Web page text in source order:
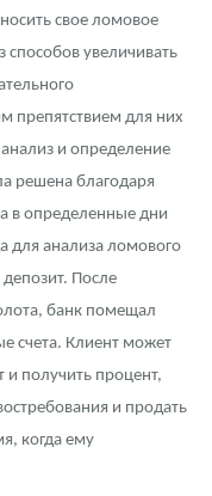
свое ломовое
увеличивать
препятствием для них
и определение
решена благодаря
в определенные дни
для анализа ломового
После
банк помещал
счета. Клиент может
и получить процент,
и продать
когда ему